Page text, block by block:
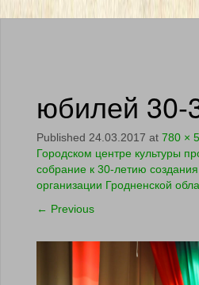
юбилей 30-
Published 24.03.2017 at 780 ×
Городском центре культуры
собрание к 30-летию
организации Гродненской
← Previous